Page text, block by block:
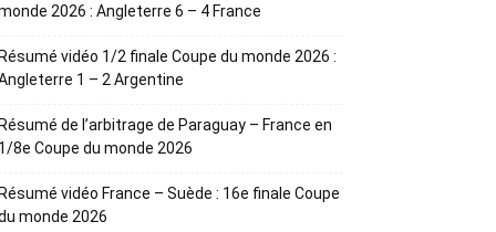
2026 : Angleterre 6 – 4 France
Résumé vidéo 1/2 finale Coupe du monde 2026 :
1 – 2 Argentine
Résumé de l’arbitrage de Paraguay – France en
1/8e Coupe du monde 2026
Résumé vidéo France – Suède : 16e finale Coupe
monde 2026